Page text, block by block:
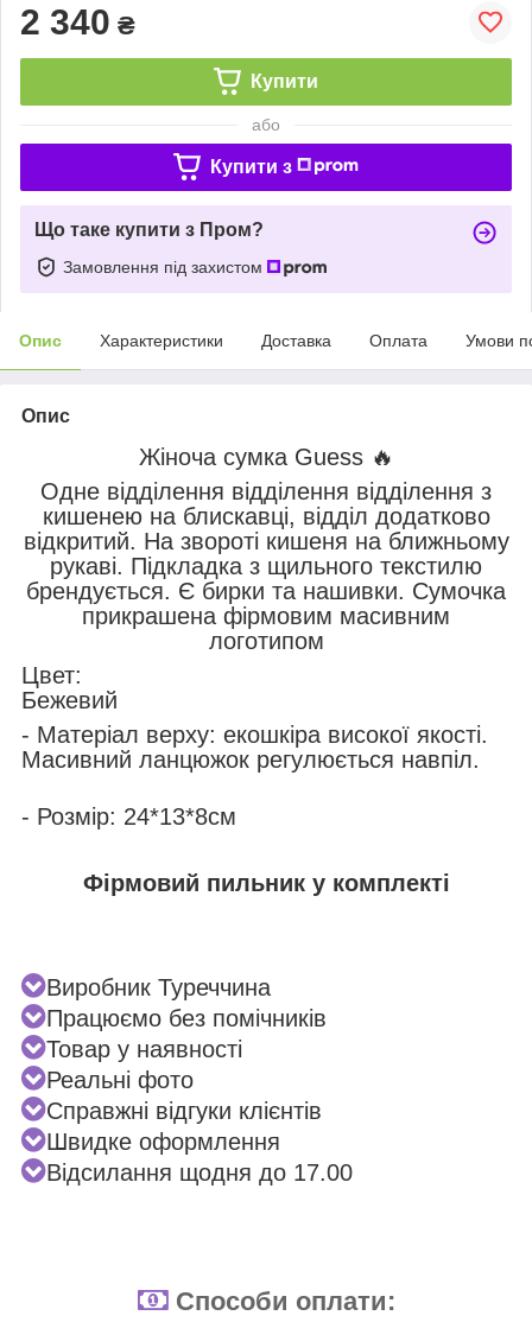
2 340 ₴
Купити
або
Купити з
Що таке купити з Пром?
Замовлення під захистом
Опис Характеристики Доставка Оплата Умови
Опис
Жіноча сумка Guess 🔥
Одне відділення відділення відділення з
кишенею на блискавці, відділ додатково
відкритий. На звороті кишеня на ближньому
рукаві. Підкладка з щильного текстилю
брендується. Є бирки та нашивки. Сумочка
прикрашена фірмовим масивним
логотипом
Цвет:
Бежевий
- Матеріал верху: екошкіра високої якості.
Масивний ланцюжок регулюється навпіл.
- Розмір: 24*13*8см
Фірмовий пильник у комплекті
Виробник Туреччина
Працюємо без помічників
Товар у наявності
Реальні фото
Справжні відгуки клієнтів
Швидке оформлення
Відсилання щодня до 17.00
Способи оплати: